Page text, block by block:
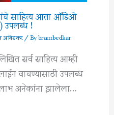
साहित्य आता ऑडिओ
!
आंबेडकर/ Bybrambedkar
सर्व साहित्य आम्ही
वाचण्यासाठी उपलब्ध
अनेकांना झालेला…